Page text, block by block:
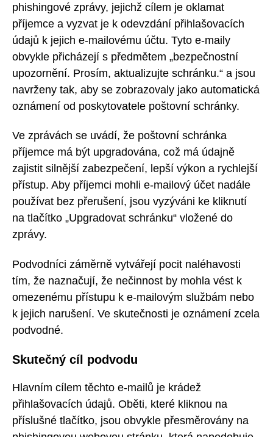
phishingové zprávy, jejichž cílem je oklamat
příjemce a vyzvat je k odevzdání přihlašovacích
údajů k jejich e-mailovému účtu. Tyto e-maily
obvykle přicházejí s předmětem „bezpečnostní
upozornění. Prosím, aktualizujte schránku.“ a jsou
navrženy tak, aby se zobrazovaly jako automatická
oznámení od poskytovatele poštovní schránky.
Ve zprávách se uvádí, že poštovní schránka
příjemce má být upgradována, což má údajně
zajistit silnější zabezpečení, lepší výkon a rychlejší
přístup. Aby příjemci mohli e-mailový účet nadále
používat bez přerušení, jsou vyzýváni ke kliknutí
na tlačítko „Upgradovat schránku“ vložené do
zprávy.
Podvodníci záměrně vytvářejí pocit naléhavosti
tím, že naznačují, že nečinnost by mohla vést k
omezenému přístupu k e-mailovým službám nebo
k jejich narušení. Ve skutečnosti je oznámení zcela
podvodné.
Skutečný cíl podvodu
Hlavním cílem těchto e-mailů je krádež
přihlašovacích údajů. Oběti, které kliknou na
příslušné tlačítko, jsou obvykle přesměrovány na